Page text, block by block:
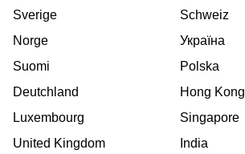
Sverige
Norge
Suomi
Deutchland
Luxembourg
United Kingdom
Schweiz
Україна
Polska
Hong Kong
Singapore
India